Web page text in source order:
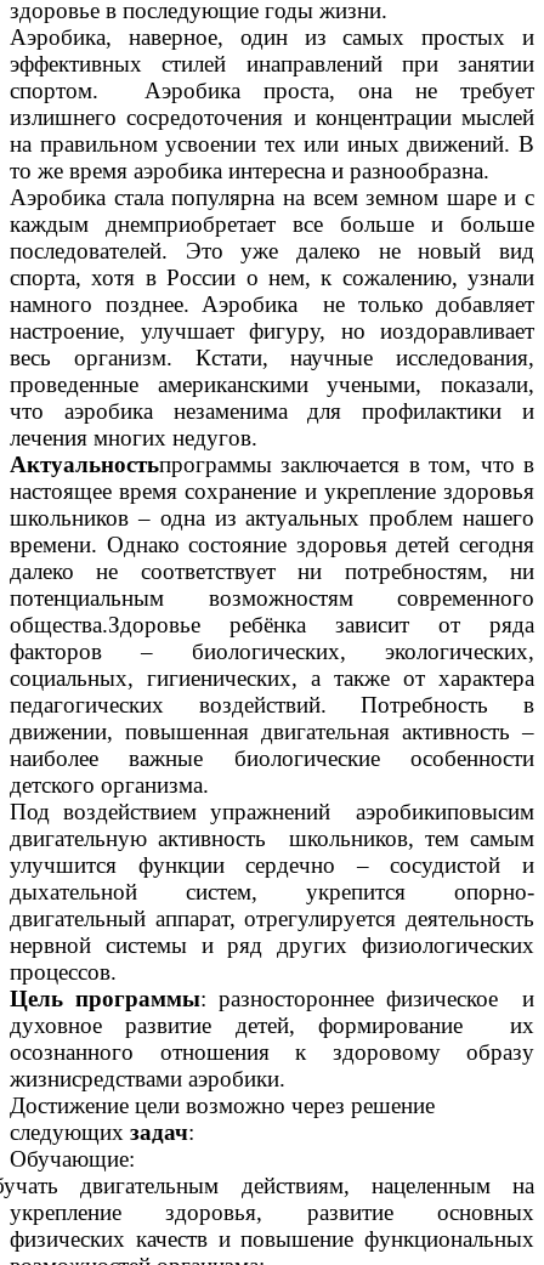
здоровье в последующие годы жизни.
Аэробика, наверное, один из самых простых и
эффективных стилей инаправлений при занятии
спортом. Аэробика проста, она не требует
излишнего сосредоточения и концентрации мыслей
на правильном усвоении тех или иных движений. В
то же время аэробика интересна и разнообразна.
Аэробика стала популярна на всем земном шаре и с
каждым днемприобретает все больше и больше
последователей. Это уже далеко не новый вид
спорта, хотя в России о нем, к сожалению, узнали
намного позднее. Аэробика не только добавляет
настроение, улучшает фигуру, но иоздоравливает
весь организм. Кстати, научные исследования,
проведенные американскими учеными, показали,
что аэробика незаменима для профилактики и
лечения многих недугов.
Актуальностьпрограммы заключается в том, что в
настоящее времясохранение и укрепление здоровья
школьников – одна из актуальных проблем нашего
времени. Однако состояние здоровья детей сегодня
далеко не соответствует ни потребностям, ни
потенциальным возможностям современного
общества.Здоровье ребёнка зависит от ряда
факторов – биологических, экологических,
социальных, гигиенических, а также от характера
педагогических воздействий. Потребность в
движении, повышенная двигательная активность –
наиболее важные биологические особенности
детского организма.
Под воздействием упражнений аэробикиповысим
двигательную активность школьников, тем самым
улучшится функции сердечно – сосудистой и
дыхательной систем, укрепится опорно-
двигательный аппарат, отрегулируется деятельность
нервной системы и ряд других физиологических
процессов.
Цель программы: разностороннее физическое и
духовное развитие детей, формирование их
осознанного отношения к здоровому образу
жизнисредствами аэробики.
Достижение цели возможно через решение
следующих задач:
Обучающие:
двигательным действиям, нацеленным на
укрепление здоровья, развитие основных
физических качеств и повышение функциональных